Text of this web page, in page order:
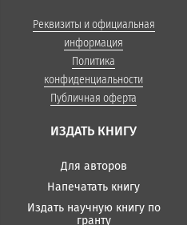
Реквизиты и официальная
информация
Политика
конфиденциальности
Публичная оферта
ИЗДАТЬ КНИГУ
Для авторов
Напечатать книгу
Издать научную книгу по
гранту